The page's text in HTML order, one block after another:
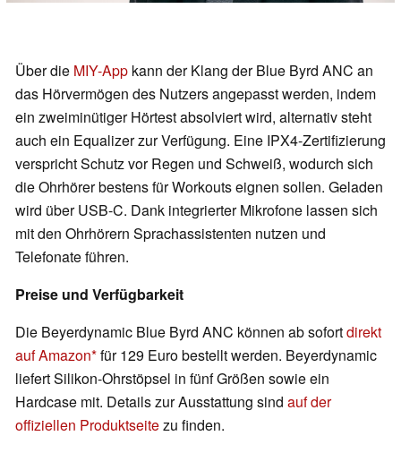
Über die MIY-App kann der Klang der Blue Byrd ANC an
das Hörvermögen des Nutzers angepasst werden, indem
ein zweiminütiger Hörtest absolviert wird, alternativ steht
auch ein Equalizer zur Verfügung. Eine IPX4-Zertifizierung
verspricht Schutz vor Regen und Schweiß, wodurch sich
die Ohrhörer bestens für Workouts eignen sollen. Geladen
wird über USB-C. Dank integrierter Mikrofone lassen sich
mit den Ohrhörern Sprachassistenten nutzen und
Telefonate führen.
Preise und Verfügbarkeit
Die Beyerdynamic Blue Byrd ANC können ab sofortdirekt
auf Amazon für 129 Euro bestellt werden. Beyerdynamic
liefert Silikon-Ohrstöpsel in fünf Größen sowie ein
Hardcase mit. Details zur Ausstattung sind auf der
offiziellen Produktseitezu finden.